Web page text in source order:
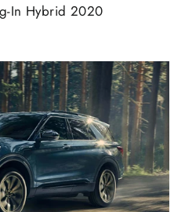
In Hybrid 2020